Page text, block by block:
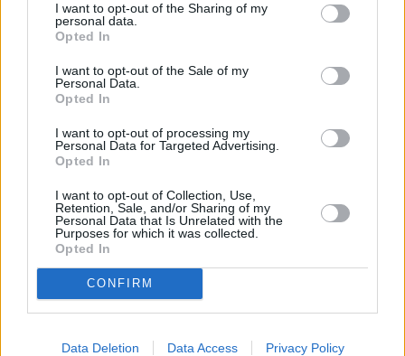
I want to opt-out of the Sharing of my
personal data.
Opted In
I want to opt-out of the Sale of my
Personal Data.
Opted In
I want to opt-out of processing my
Personal Data for Targeted Advertising.
Opted In
I want to opt-out of Collection, Use,
Retention, Sale, and/or Sharing of my
Personal Data that Is Unrelated with the
Purposes for which it was collected.
Opted In
CONFIRM
Data Deletion Data Access Privacy Policy
musi wyjeżdżać na drugi koniec Polski. To wymaga
nie tylko czasu, ale i pieniędzy.
Jaki idą przygotowania?
W tej chwili kilku chętnych lekarzy i instruktorów
pojechało na szkolenie do Łomianek pod Warszawą.
Ogłosiłyśmy, że możemy takie szkolenie
sfinansować. Kilka osób skorzystało. Łącznie Dolny
Śląsk reprezentuje 10 osób – lekarzy i instruktorzy.
Ci ostatni w zastosowaniu tej metody mają ogromnie
ważną rolę, bo o to oni uczą parę obserwacji
kobiecego cyklu i to oni w znacznym stopniu
pomagają ustalić przyczyny niepłodności.